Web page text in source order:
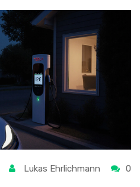
Lukas Ehrlichmann 0